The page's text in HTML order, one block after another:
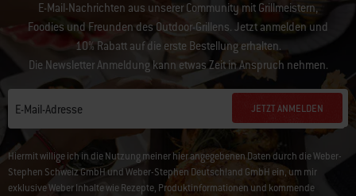
E-Mail-Nachrichten aus unserer Community mit Grillmeistern,
Foodies und Freunden des Outdoor-Grillens. Jetzt anmelden und
10% Rabatt auf die erste Bestellung erhalten.
Die Newsletter Anmeldung kann etwas Zeit in Anspruch nehmen.
E-Mail-Adresse JETZT ANMELDEN
Hiermit willige ich in die Nutzung meiner hier angegebenen Daten durch die Weber-
Stephen Schweiz GmbH und Weber-Stephen Deutschland GmbH ein, um mir
exklusive Weber Inhalte wie Rezepte, Produktinformationen und kommende